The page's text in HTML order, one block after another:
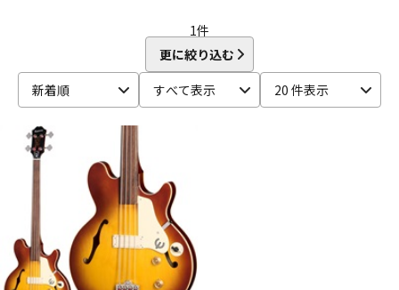
1件
更に絞り込む
新着順
すべて表示 20 件表示